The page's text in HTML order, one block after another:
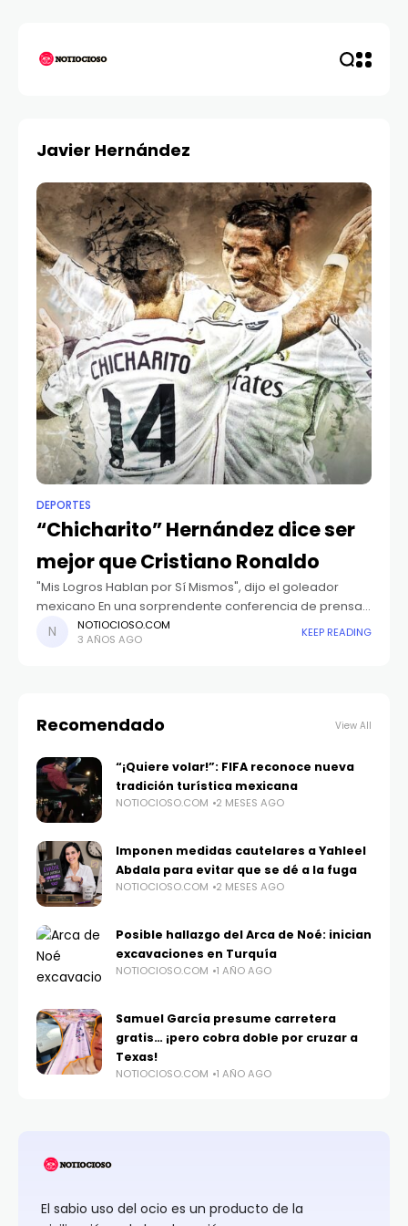
Javier Hernández
DEPORTES
“Chicharito” Hernández dice ser
mejor que Cristiano Ronaldo
"Mis Logros Hablan por Sí Mismos", dijo el goleador
mexicano En una sorprendente conferencia de prensa,
el delantero mexicano Javier "Chicharito" Hernández
dejó a todos boquiabiertos al declarar con total
NOTIOCIOSO.COM
3 AÑOS AGO
KEEP READING
Recomendado View All
“¡Quiere volar!”: FIFA reconoce nueva
tradición turística mexicana
NOTIOCIOSO.COM 2 MESES AGO
Imponen medidas cautelares a Yahleel
Abdala para evitar que se dé a la fuga
NOTIOCIOSO.COM 2 MESES AGO
Posible hallazgo del Arca de Noé: inician
excavaciones en Turquía
NOTIOCIOSO.COM 1 AÑO AGO
Samuel García presume carretera
gratis… ¡pero cobra doble por cruzar a
Texas!
NOTIOCIOSO.COM 1 AÑO AGO
El sabio uso del ocio es un producto de la